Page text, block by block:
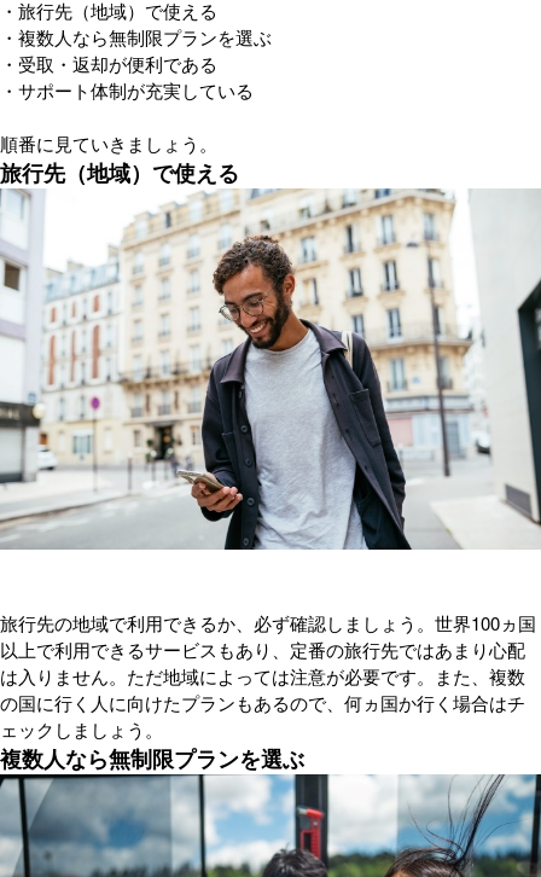
・旅行先（地域）で使える
・複数人なら無制限プランを選ぶ
・受取・返却が便利である
・サポート体制が充実している
順番に見ていきましょう。
旅行先（地域）で使える
旅行先の地域で利用できるか、必ず確認しましょう。世界100ヵ国
以上で利用できるサービスもあり、定番の旅行先ではあまり心配
は入りません。ただ地域によっては注意が必要です。また、複数
の国に行く人に向けたプランもあるので、何ヵ国か行く場合はチ
ェックしましょう。
複数人なら無制限プランを選ぶ